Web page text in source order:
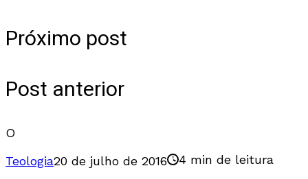
Próximo post
Post anterior
O
Teologia20 de julho de 2016 4 min de leitura